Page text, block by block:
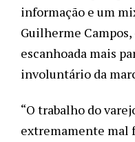
informação e um
Guilherme Campos,
escanhoada mais
involuntário da
“O trabalho do
extremamente mal